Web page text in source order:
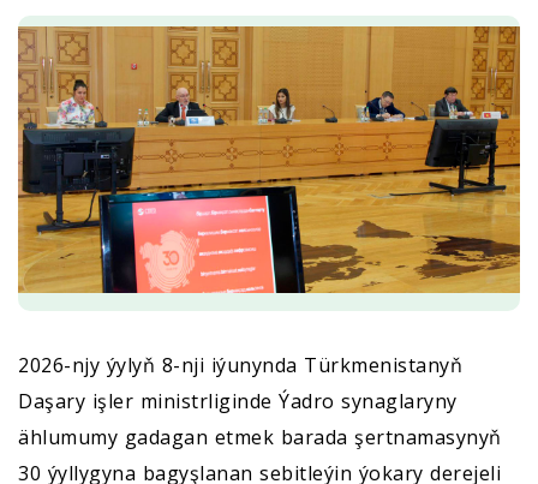
2026-njy ýylyň 8-nji iýunynda Türkmenistanyň
Daşary işler ministrliginde Ýadro synaglaryny
ählumumy gadagan etmek barada şertnamasynyň
30 ýyllygyna bagyşlanan sebitleýin ýokary derejeli